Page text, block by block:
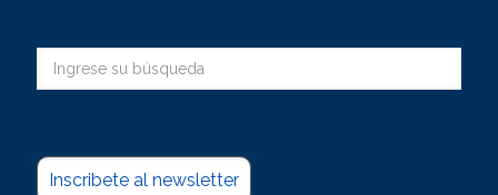
Inscribete al newsletter